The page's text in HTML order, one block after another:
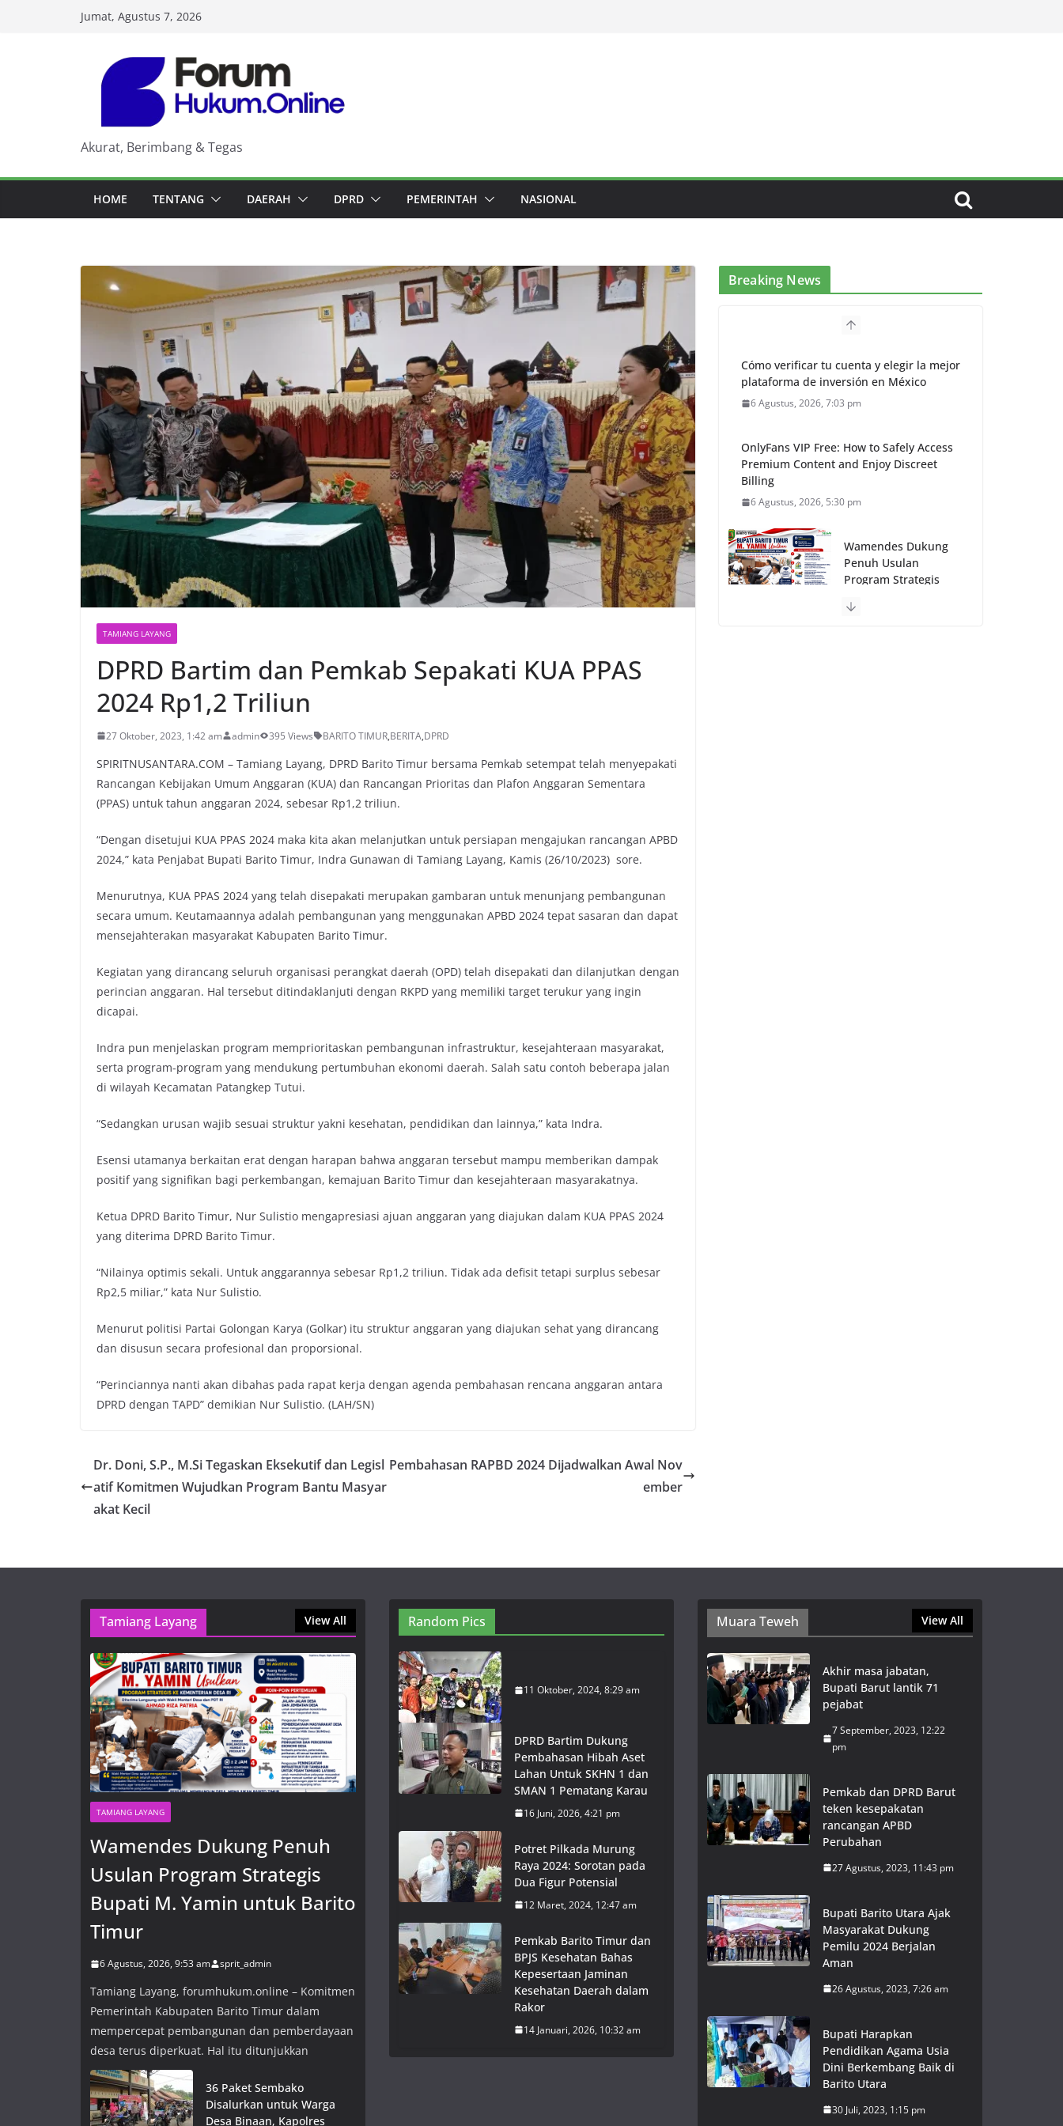
Jumat, Agustus 7, 2026
Akurat, Berimbang & Tegas
HOME TENTANG DAERAH DPRD PEMERINTAH NASIONAL
TAMIANG LAYANG
DPRD Bartim dan Pemkab Sepakati KUA PPAS
2024 Rp1,2 Triliun
27 Oktober, 2023, 1:42 am admin 395 Views BARITO TIMUR,BERITA,DPRD
SPIRITNUSANTARA.COM – Tamiang Layang, DPRD Barito Timur bersama Pemkab setempat telah menyepakati
Rancangan Kebijakan Umum Anggaran (KUA) dan Rancangan Prioritas dan Plafon Anggaran Sementara
(PPAS) untuk tahun anggaran 2024, sebesar Rp1,2 triliun.
“Dengan disetujui KUA PPAS 2024 maka kita akan melanjutkan untuk persiapan mengajukan rancangan APBD
2024,” kata Penjabat Bupati Barito Timur, Indra Gunawan di Tamiang Layang, Kamis (26/10/2023) sore.
Menurutnya, KUA PPAS 2024 yang telah disepakati merupakan gambaran untuk menunjang pembangunan
secara umum. Keutamaannya adalah pembangunan yang menggunakan APBD 2024 tepat sasaran dan dapat
mensejahterakan masyarakat Kabupaten Barito Timur.
Kegiatan yang dirancang seluruh organisasi perangkat daerah (OPD) telah disepakati dan dilanjutkan dengan
perincian anggaran. Hal tersebut ditindaklanjuti dengan RKPD yang memiliki target terukur yang ingin
dicapai.
Indra pun menjelaskan program memprioritaskan pembangunan infrastruktur, kesejahteraan masyarakat,
serta program-program yang mendukung pertumbuhan ekonomi daerah. Salah satu contoh beberapa jalan
di wilayah Kecamatan Patangkep Tutui.
“Sedangkan urusan wajib sesuai struktur yakni kesehatan, pendidikan dan lainnya,” kata Indra.
Esensi utamanya berkaitan erat dengan harapan bahwa anggaran tersebut mampu memberikan dampak
positif yang signifikan bagi perkembangan, kemajuan Barito Timur dan kesejahteraan masyarakatnya.
Ketua DPRD Barito Timur, Nur Sulistio mengapresiasi ajuan anggaran yang diajukan dalam KUA PPAS 2024
yang diterima DPRD Barito Timur.
“Nilainya optimis sekali. Untuk anggarannya sebesar Rp1,2 triliun. Tidak ada defisit tetapi surplus sebesar
Rp2,5 miliar,” kata Nur Sulistio.
Menurut politisi Partai Golongan Karya (Golkar) itu struktur anggaran yang diajukan sehat yang dirancang
dan disusun secara profesional dan proporsional.
“Perinciannya nanti akan dibahas pada rapat kerja dengan agenda pembahasan rencana anggaran antara
DPRD dengan TAPD” demikian Nur Sulistio. (LAH/SN)
Dr. Doni, S.P., M.Si Tegaskan Eksekutif dan Legisl
atif Komitmen Wujudkan Program Bantu Masyar
akat Kecil
Pembahasan RAPBD 2024 Dijadwalkan Awal Nov
ember
Breaking News
Cómo verificar tu cuenta y elegir la mejor
plataforma de inversión en México
6 Agustus, 2026, 7:03 pm
OnlyFans VIP Free: How to Safely Access
Premium Content and Enjoy Discreet
Billing
6 Agustus, 2026, 5:30 pm
Wamendes Dukung
Penuh Usulan
Program Strategis
untuk Barito Timur
Tamiang Layang View All
TAMIANG LAYANG
Wamendes Dukung Penuh
Usulan Program Strategis
Bupati M. Yamin untuk Barito
Timur
6 Agustus, 2026, 9:53 am sprit_admin
Tamiang Layang, forumhukum.online – Komitmen
Pemerintah Kabupaten Barito Timur dalam
mempercepat pembangunan dan pemberdayaan
desa terus diperkuat. Hal itu ditunjukkan
36 Paket Sembako
Disalurkan untuk Warga
Desa Binaan, Kapolres
Random Pics
11 Oktober, 2024, 8:29 am
DPRD Bartim Dukung
Pembahasan Hibah Aset
Lahan Untuk SKHN 1 dan
SMAN 1 Pematang Karau
16 Juni, 2026, 4:21 pm
Potret Pilkada Murung
Raya 2024: Sorotan pada
Dua Figur Potensial
12 Maret, 2024, 12:47 am
Pemkab Barito Timur dan
BPJS Kesehatan Bahas
Kepesertaan Jaminan
Kesehatan Daerah dalam
Rakor
14 Januari, 2026, 10:32 am
Muara Teweh View All
Akhir masa jabatan,
Bupati Barut lantik 71
pejabat
7 September, 2023, 12:22
pm
Pemkab dan DPRD Barut
teken kesepakatan
rancangan APBD
Perubahan
27 Agustus, 2023, 11:43 pm
Bupati Barito Utara Ajak
Masyarakat Dukung
Pemilu 2024 Berjalan
Aman
26 Agustus, 2023, 7:26 am
Bupati Harapkan
Pendidikan Agama Usia
Dini Berkembang Baik di
Barito Utara
30 Juli, 2023, 1:15 pm